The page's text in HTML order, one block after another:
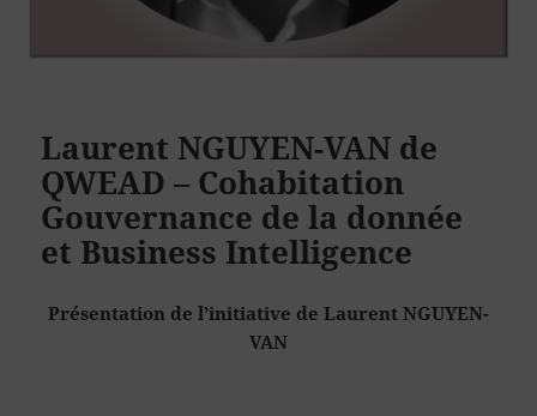
Laurent NGUYEN-VAN de
QWEAD – Cohabitation
Gouvernance de la donnée
et Business Intelligence
Présentation de l’initiative de Laurent NGUYEN-
VAN